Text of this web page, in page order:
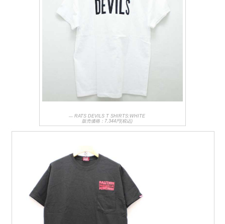
RATS DEVILS T SHIRTS:WHITE
販売価格：7,344円(税込)